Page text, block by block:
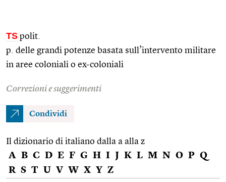
TS polit.
p. delle grandi potenze basata sull’intervento militare
in aree coloniali o ex-coloniali
Correzioni e suggerimenti
Condividi
Il dizionario di italiano dalla a alla z
A B C D E F G H I J K L M N O P Q
R S T U V W X Y Z